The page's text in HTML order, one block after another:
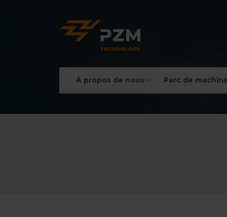
Menu principal
À propos de nous Parc de